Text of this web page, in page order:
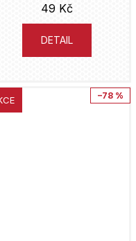
49 Kč
DETAIL
–78 %